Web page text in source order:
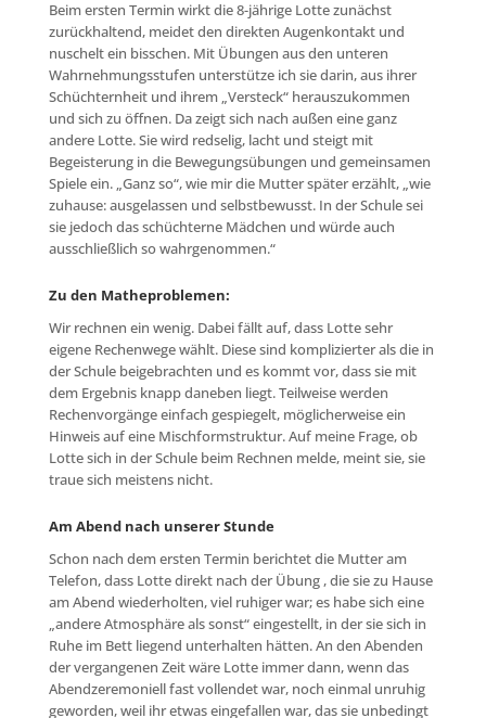
Beim ersten Termin wirkt die 8-jährige Lotte zunächst
zurückhaltend, meidet den direkten Augenkontakt und
nuschelt ein bisschen. Mit Übungen aus den unteren
Wahrnehmungsstufen unterstütze ich sie darin, aus ihrer
Schüchternheit und ihrem „Versteck“ herauszukommen
und sich zu öffnen. Da zeigt sich nach außen eine ganz
andere Lotte. Sie wird redselig, lacht und steigt mit
Begeisterung in die Bewegungsübungen und gemeinsamen
Spiele ein. „Ganz so“, wie mir die Mutter später erzählt, „wie
zuhause: ausgelassen und selbstbewusst. In der Schule sei
sie jedoch das schüchterne Mädchen und würde auch
ausschließlich so wahrgenommen.“
Zu den Matheproblemen:
Wir rechnen ein wenig. Dabei fällt auf, dass Lotte sehr
eigene Rechenwege wählt. Diese sind komplizierter als die in
der Schule beigebrachten und es kommt vor, dass sie mit
dem Ergebnis knapp daneben liegt. Teilweise werden
Rechenvorgänge einfach gespiegelt, möglicherweise ein
Hinweis auf eine Mischformstruktur. Auf meine Frage, ob
Lotte sich in der Schule beim Rechnen melde, meint sie, sie
traue sich meistens nicht.
Am Abend nach unserer Stunde
Schon nach dem ersten Termin berichtet die Mutter am
Telefon, dass Lotte direkt nach der Übung , die sie zu Hause
am Abend wiederholten, viel ruhiger war; es habe sich eine
„andere Atmosphäre als sonst“ eingestellt, in der sie sich in
Ruhe im Bett liegend unterhalten hätten. An den Abenden
der vergangenen Zeit wäre Lotte immer dann, wenn das
Abendzeremoniell fast vollendet war, noch einmal unruhig
geworden, weil ihr etwas eingefallen war, das sie unbedingt